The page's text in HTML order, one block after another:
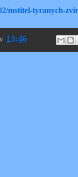
mstitel-tyranych-
13:46